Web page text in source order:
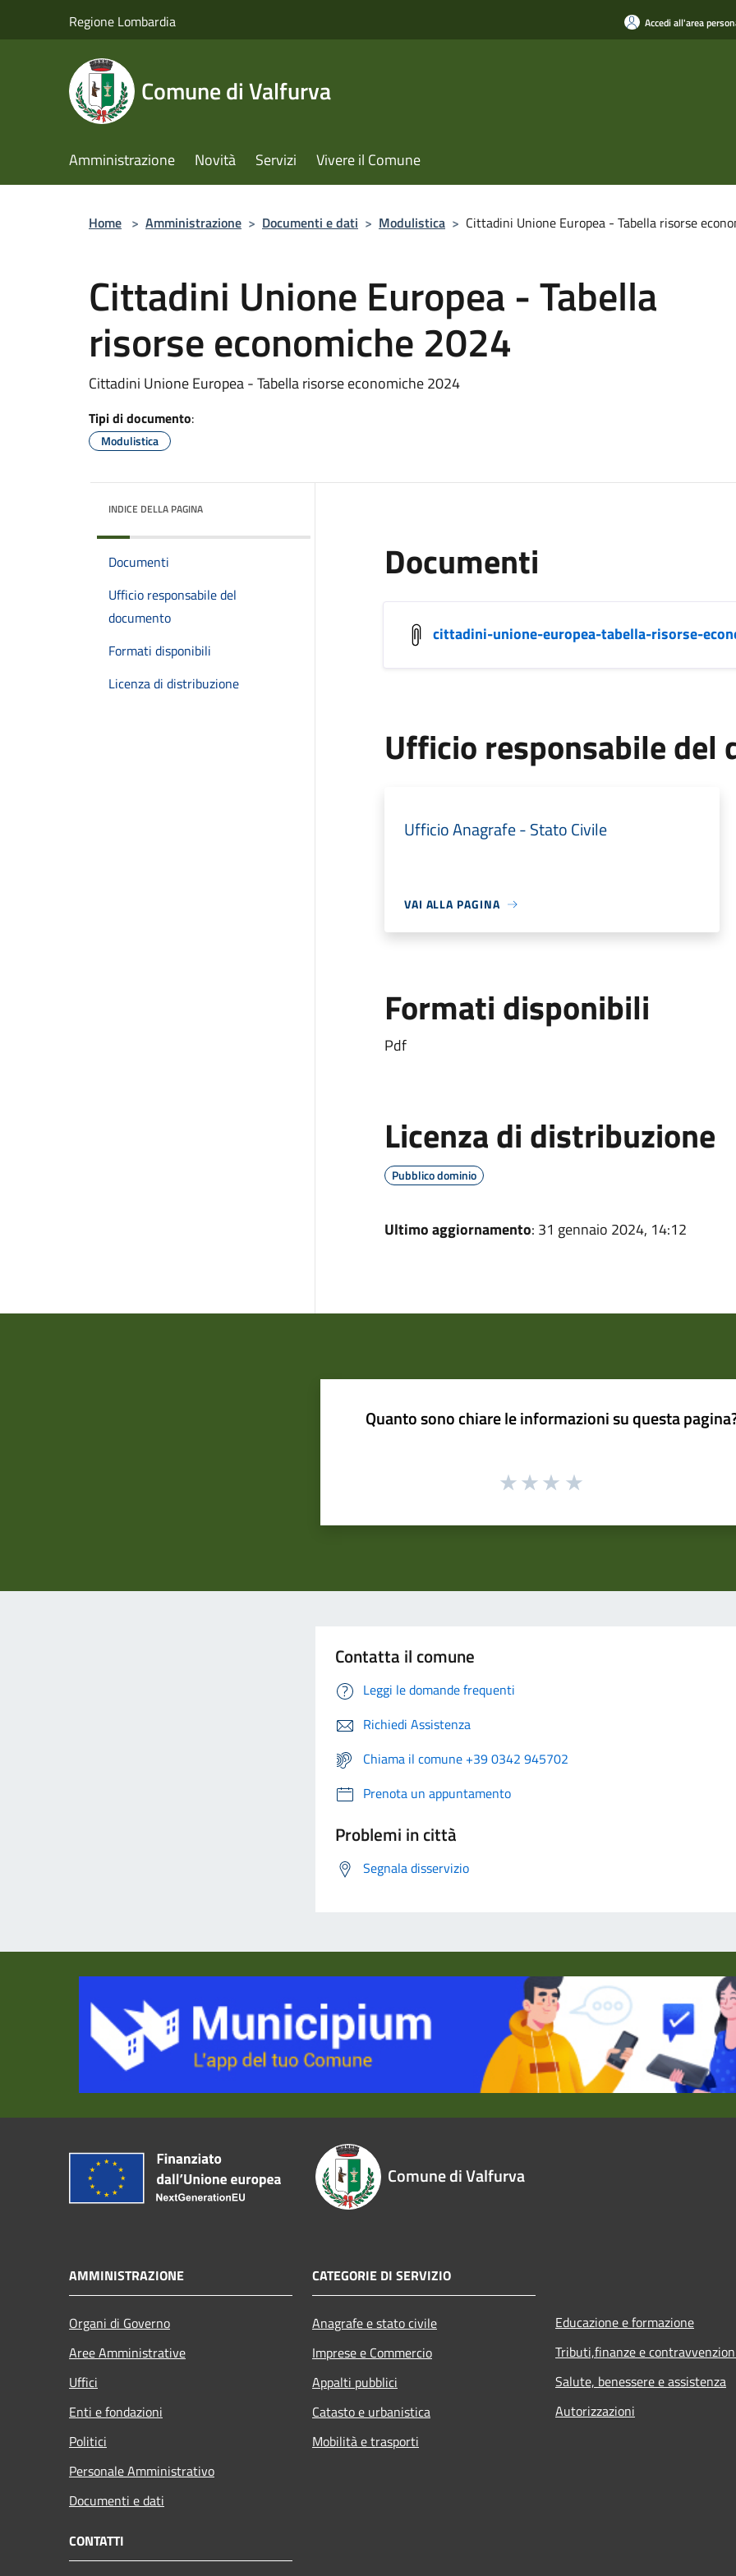
Regione Lombardia Accedi all'area
Comune di Valfurva
Amministrazione Novità Servizi Vivere il Comune
Home > Amministrazione > Documenti e dati > Modulistica > Cittadini Unione Europea - Tabella risorse
Cittadini Unione Europea - Tabella
risorse economiche 2024
Cittadini Unione Europea - Tabella risorse economiche 2024
Tipi di documento:
Modulistica
INDICE DELLA PAGINA
Documenti
Ufficio responsabile del
documento
Formati disponibili
Licenza di distribuzione
Documenti
cittadini-unione-europea-tabella-risorse-
Ufficio responsabile del
Ufficio Anagrafe - Stato Civile
VAI ALLA PAGINA
Formati disponibili
Pdf
Licenza di distribuzione
Pubblico dominio
Ultimo aggiornamento: 31 gennaio 2024, 14:12
Quanto sono chiare le informazioni su questa
Contatta il comune
Leggi le domande frequenti
Richiedi Assistenza
Chiama il comune +39 0342 945702
Prenota un appuntamento
Problemi in città
Segnala disservizio
Comune di Valfurva
AMMINISTRAZIONE
Organi di Governo
Aree Amministrative
Uffici
Enti e fondazioni
Politici
Personale Amministrativo
Documenti e dati
CATEGORIE DI SERVIZIO
Anagrafe e stato civile
Imprese e Commercio
Appalti pubblici
Catasto e urbanistica
Mobilità e trasporti
Educazione e formazione
Tributi,finanze e
Salute, benessere e assistenza
Autorizzazioni
CONTATTI